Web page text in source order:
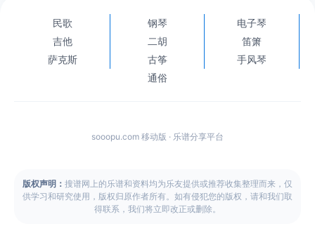
民歌 钢琴
电子琴
吉他
二胡
笛箫
萨克斯
古筝
手风琴
通俗
sooopu.com 移动版 · 乐谱分享平台
版权声明： 搜谱网上的乐谱和资料均为乐友提供或推荐收集整理而来，仅
供学习和研究使用，版权归原作者所有。如有侵犯您的版权，请和我们取
得联系，我们将立即改正或删除。